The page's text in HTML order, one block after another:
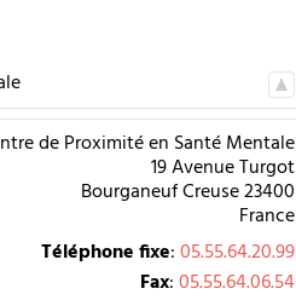
de Proximité en Santé Mentale
19 Avenue Turgot
BourganeufCreuse23400
France
Téléphone fixe:05.55.64.20.99
Fax:05.55.64.06.54